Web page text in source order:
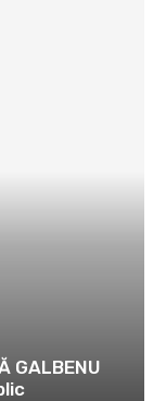
GALBENU